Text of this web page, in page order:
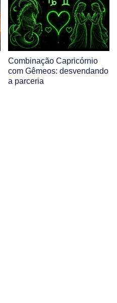
Combinação Capricórnio
com Gêmeos: desvendando
a parceria